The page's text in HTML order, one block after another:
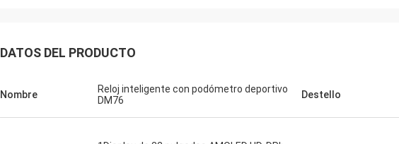
DATOS DEL PRODUCTO
Nombre
Reloj inteligente con podómetro deportivo
DM76
Destello